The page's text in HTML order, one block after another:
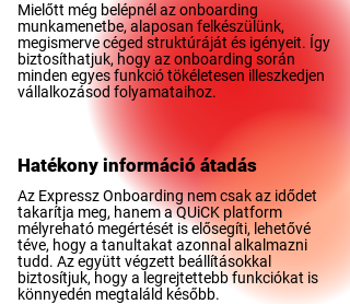
Mielőtt még belépnél az onboarding
munkamenetbe, alaposan felkészülünk,
megismerve céged struktúráját és igényeit. Így
biztosíthatjuk, hogy az onboarding során
minden egyes funkció tökéletesen illeszkedjen
vállalkozásod folyamataihoz.
Hatékony információ átadás
Az Expressz Onboarding nem csak az idődet
takarítja meg, hanem a QUiCK platform
mélyreható megértését is elősegíti, lehetővé
téve, hogy a tanultakat azonnal alkalmazni
tudd. Az együtt végzett beállításokkal
biztosítjuk, hogy a legrejtettebb funkciókat is
könnyedén megtaláld később.